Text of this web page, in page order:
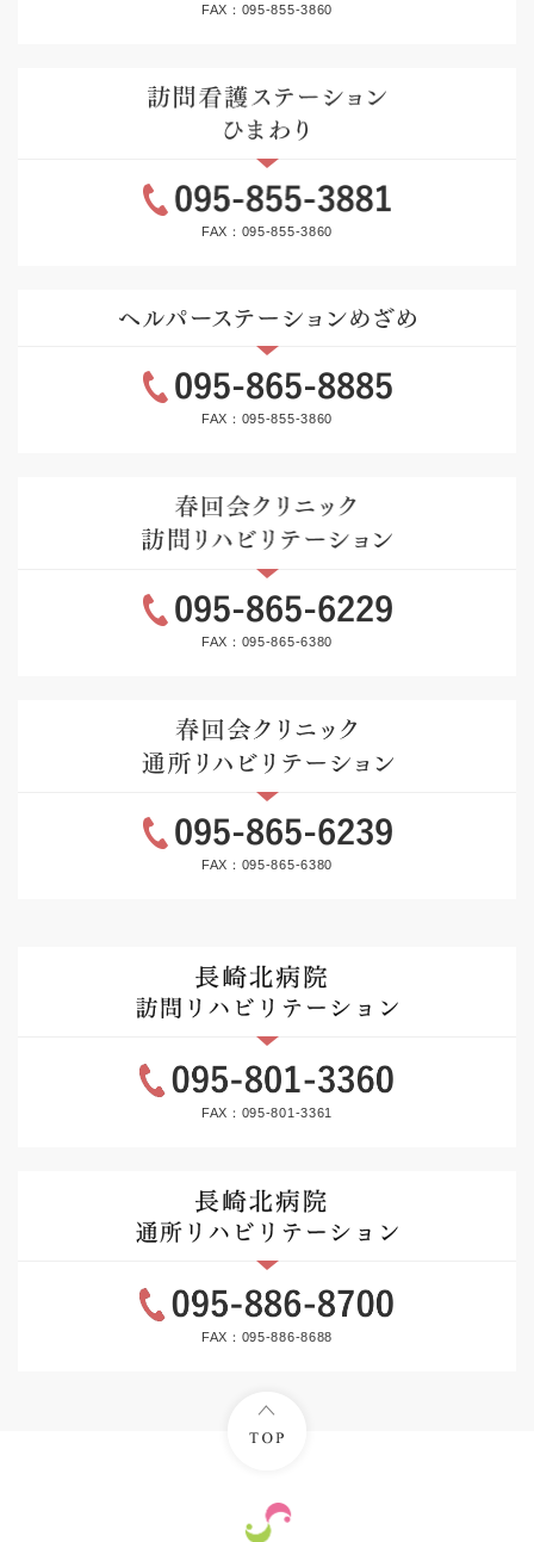
FAX：095-855-3860
FAX：095-855-3860
FAX：095-855-3860
FAX：095-865-6380
FAX：095-865-6380
FAX：095-801-3361
FAX：095-886-8688